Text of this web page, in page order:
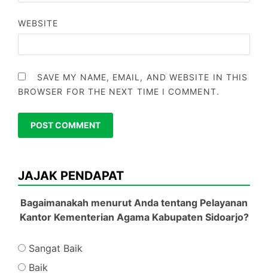
WEBSITE
SAVE MY NAME, EMAIL, AND WEBSITE IN THIS
BROWSER FOR THE NEXT TIME I COMMENT.
JAJAK PENDAPAT
Bagaimanakah menurut Anda tentang Pelayanan
Kantor Kementerian Agama Kabupaten Sidoarjo?
Sangat Baik
Baik